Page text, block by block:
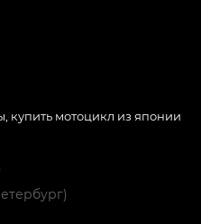
, купить мотоцикл из японии